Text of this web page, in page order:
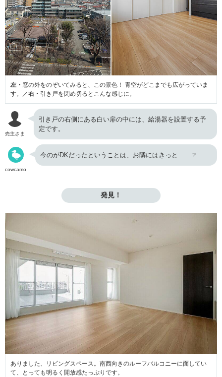
左・ 窓の外をのぞいてみると、この景色！ 青空がどこまでも広がっていま
す。／右・ 引き戸を閉め切るとこんな感じに。
売主さま
引き戸の右側にある白い扉の中には、給湯器を設置する予
定です。
cowcamo
今のがDKだったということは、お隣にはきっと……？
発見！
ありました、リビングスペース。南西向きのルーフバルコニーに面してい
て、とっても明るく開放感たっぷりです。